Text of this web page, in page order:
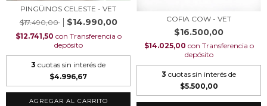
PINGÜINOS CELESTE - VET
$17.490,00
$14.990,00
$12.741,50 con Transferencia o
depósito
3 cuotas sin interés de
$4.996,67
AGREGAR AL CARRITO
COFIA COW - VET
$16.500,00
$14.025,00 con Transferencia o
depósito
3 cuotas sin interés de
$5.500,00